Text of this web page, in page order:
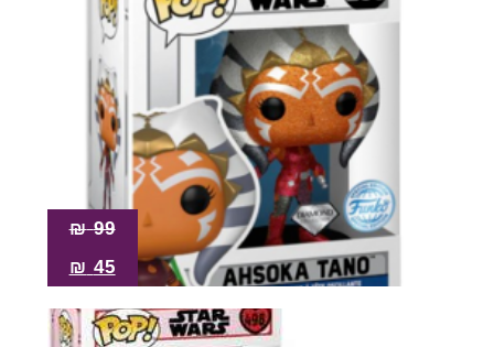
99
₪
45
₪